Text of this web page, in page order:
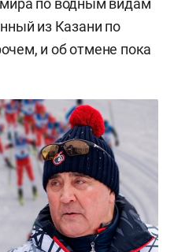
по водным видам
из Казани по
и об отмене пока